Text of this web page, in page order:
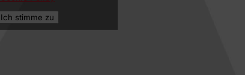
Ich stimme zu